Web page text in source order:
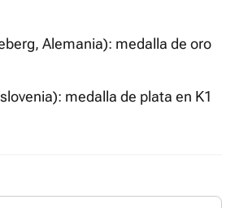
Alemania): medalla de oro
medalla de plata en K1